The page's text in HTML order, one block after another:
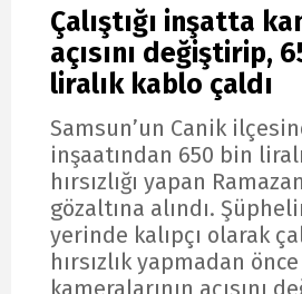
Çalıştığı inşatta
açısını değiştirip,
liralık kablo çaldı
Samsun’un Canik
inşaatından 650 bin
hırsızlığı yapan
gözaltına alındı.
yerinde kalıpçı olarak
hırsızlık yapmadan
kameralarının açısını